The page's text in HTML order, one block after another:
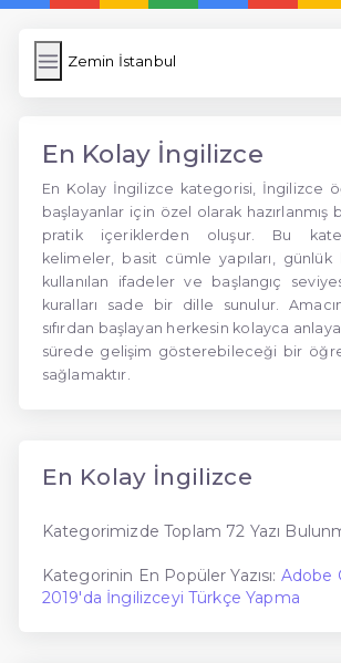
Zemin İstanbul
En Kolay İngilizce
En Kolay İngilizce kategorisi, İngilizce
başlayanlar için özel olarak hazırlanmış
pratik içeriklerden oluşur. Bu
kelimeler, basit cümle yapıları, günlük
kullanılan ifadeler ve başlangıç
kuralları sade bir dille sunulur.
sıfırdan başlayan herkesin kolayca
sürede gelişim gösterebileceği bir
sağlamaktır.
En Kolay İngilizce
Kategorimizde Toplam 72 Yazı
Kategorinin En Popüler Yazısı: Adobe
2019'da İngilizceyi Türkçe Yapma